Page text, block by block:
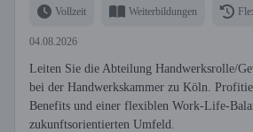
Vollzeit Weiterbildungen
04.08.2026
Leiten Sie die Abteilung Handwerksrolle/
bei der Handwerkskammer zu Köln.
Benefits und einer flexiblen Work-Life-
zukunftsorientierten Umfeld.